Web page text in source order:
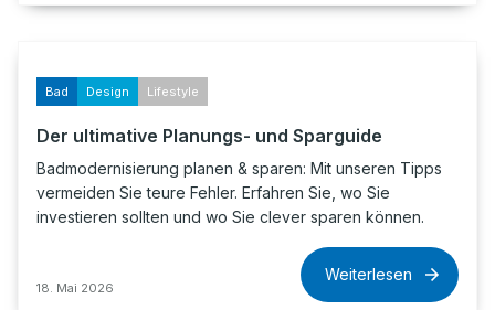
Bad Design Lifestyle
Der ultimative Planungs- und Sparguide
Badmodernisierung planen & sparen: Mit unseren Tipps
vermeiden Sie teure Fehler. Erfahren Sie, wo Sie
investieren sollten und wo Sie clever sparen können.
18. Mai 2026
Weiterlesen